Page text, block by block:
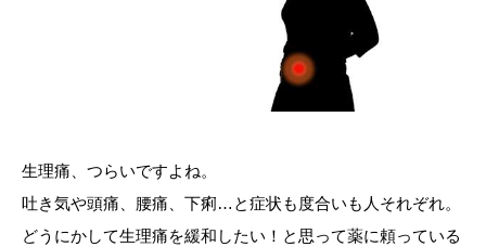
生理痛、つらいですよね。
吐き気や頭痛、腰痛、下痢…と症状も度合いも人それぞれ。
どうにかして生理痛を緩和したい！と思って薬に頼っている